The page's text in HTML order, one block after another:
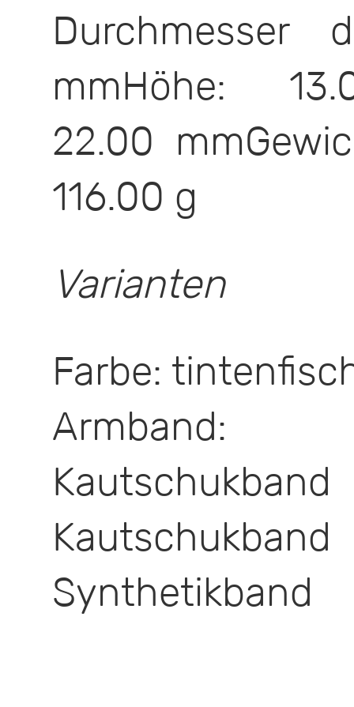
Durchmesser
mmHöhe:
22.00
116.00 g
Varianten
Farbe:
Synthetikband